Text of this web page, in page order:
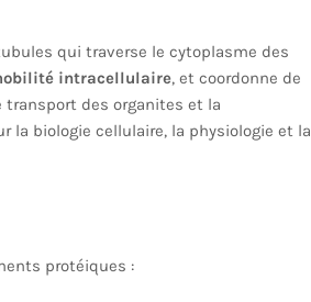
qui traverse le cytoplasme des
intracellulaire, et coordonne de
des organites et la
la biologie cellulaire, la physiologie et la
protéiques :